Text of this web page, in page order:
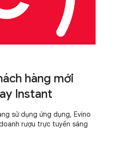
hàng mới
Instant
sử dụng ứng dụng, Evino
rượu trực tuyến sáng